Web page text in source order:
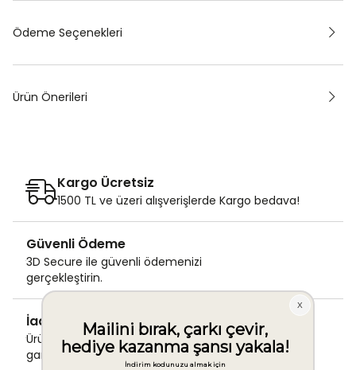
Ödeme Seçenekleri
Ürün Önerileri
Kargo Ücretsiz
1500 TL ve üzeri alışverişlerde Kargo bedava!
Güvenli Ödeme
3D Secure ile güvenli ödemenizi
gerçekleştirin.
İade & Değişim Garantisi
Ürünlerinizde sorunsuz iade ve değişim
garantisi.